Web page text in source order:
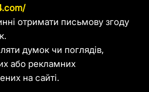
отримати письмову згоду
думок чи поглядів,
або рекламних
на сайті.